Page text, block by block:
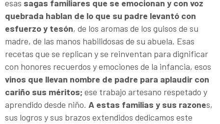
esas sagas familiares que se emocionan y con voz
quebrada hablan de lo que su padre levantó con
esfuerzo y tesón, de los aromas de los guisos de su
madre, de las manos habilidosas de su abuela. Esas
recetas que se replican y se reinventan para dignificar
con honores recuerdos y emociones de la infancia, esos
vinos que llevan nombre de padre para aplaudir con
cariño sus méritos; ese trabajo artesano respetado y
aprendido desde niño. A estas familias y sus razones,
sus logros y sus brazos extendidos dedicamos este